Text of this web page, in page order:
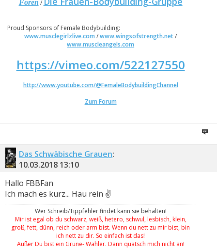
Foren /
Proud Sponsors of Female Bodybuilding:
www.musclegirlzlive.com /www.wingsofstrength.net/
www.muscleangels.com
https://vimeo.com/522127550
http://www.youtube.com/@FemaleBodybuildingChannel
Zum Forum
Das Schwäbische Grauen:
10.03.2018 13:10
Hallo FBBFan
Ich mach es kurz... Hau rein ✌
Wer Schreib/Tippfehler findet kann sie behalten!
Mir ist egal ob du schwarz, weiß, hetero, schwul, lesbisch, klein,
groß, fett, dünn, reich oder arm bist. Wenn du nett zu mir bist, bin
ich nett zu dir. So einfach ist das!
Außer Du bist ein Grüne- Wähler. Dann quatsch mich nicht an!